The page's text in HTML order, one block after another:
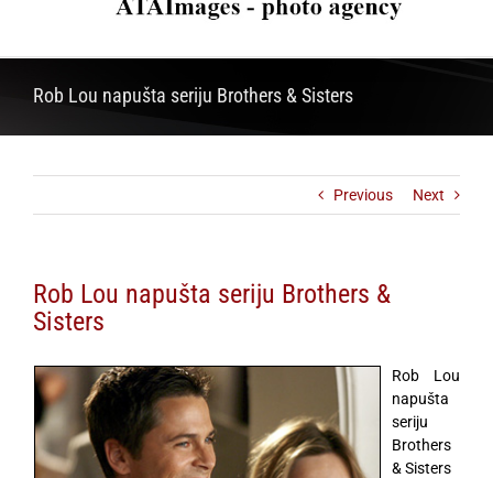
Rob Lou napušta seriju Brothers & Sisters
Previous Next
Rob Lou napušta seriju Brothers &
Sisters
Rob Lou
napušta
seriju
Brothers
& Sisters